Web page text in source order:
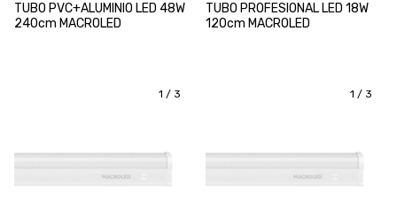
TUBO PVC+ALUMINIO LED 48W
240cm MACROLED
TUBO PROFESIONAL LED 18W
120cm MACROLED
1 / 3 1 / 3